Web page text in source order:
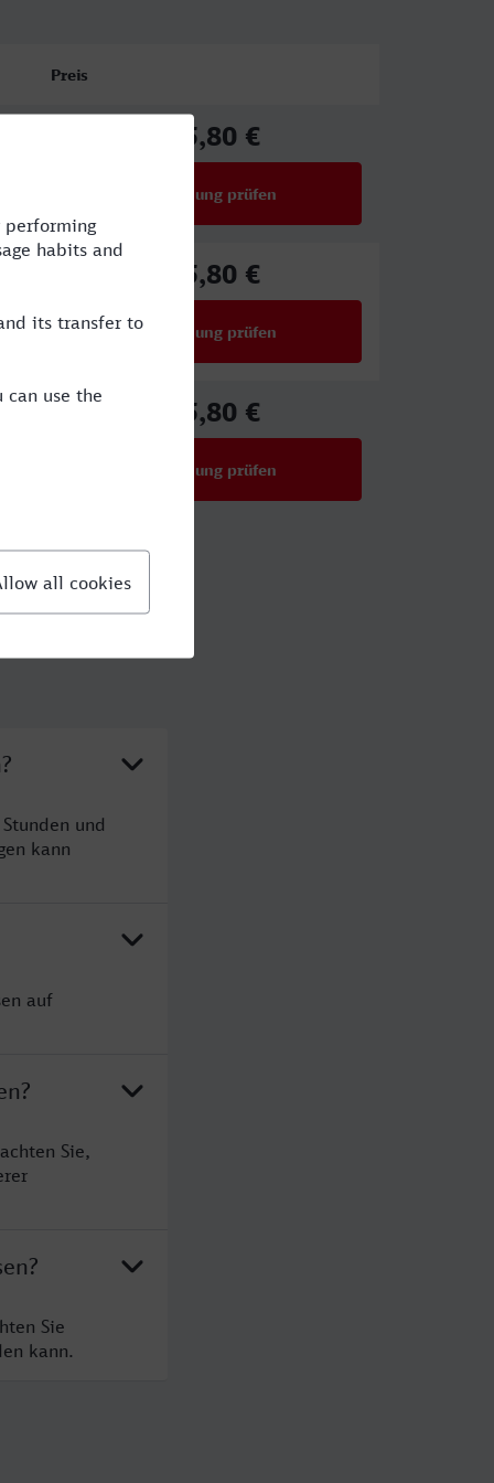
Preis
25,80 €
Verbindung prüfen
25,80 €
Verbindung prüfen
25,80 €
Verbindung prüfen
und
kann
auf
Sie,
Sie
kann.